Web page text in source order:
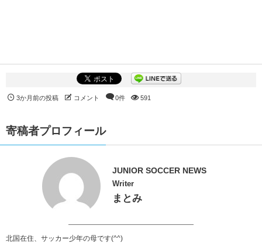
3か月前の投稿 コメント 0件 591
寄稿者プロフィール
JUNIOR SOCCER NEWS
Writer
まとみ
北国在住、サッカー少年の母です(^^)